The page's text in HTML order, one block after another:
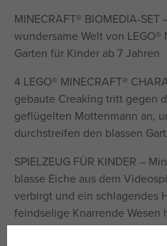
MINECRAFT® BIOMEDIA-
wundersame Welt von LEGO®
Garten für Kinder ab 7 Jahren
4 LEGO® MINECRAFT®
gebaute Creaking tritt gegen
geflügelten Mottenmann an,
durchstreifen den blassen
SPIELZEUG FÜR KINDER –
blasse Eiche aus dem
verbirgt und ein schlagendes
feindselige Knarrende Wesen